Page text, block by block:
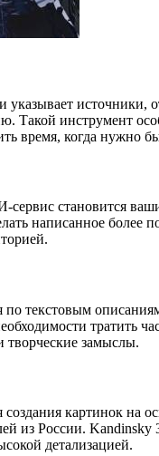
источники,
Такой инструмент
время, когда нужно
становится
написанное более
текстовым
творческие замыслы.
картинок на
из России.
детализацией.